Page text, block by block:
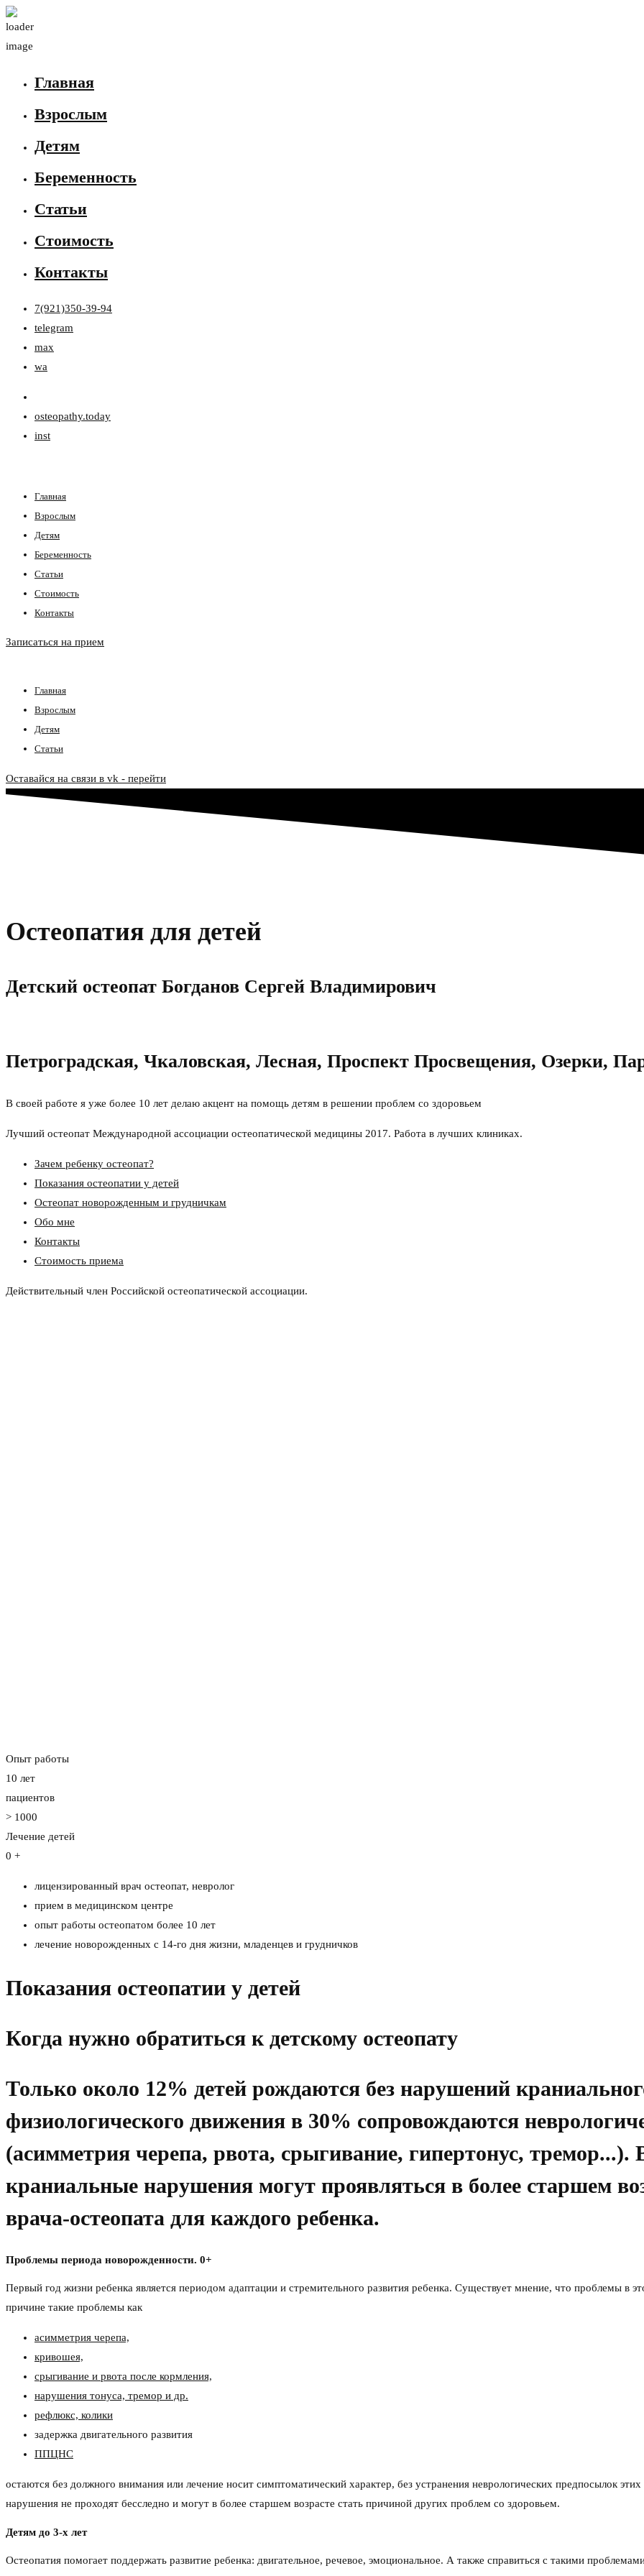
Главная
Взрослым
Детям
Беременность
Статьи
Стоимость
Контакты
7(921)350-39-94
telegram
max
wa
osteopathy.today
inst
Главная
Взрослым
Детям
Беременность
Статьи
Стоимость
Контакты
Записаться на прием
Главная
Взрослым
Детям
Статьи
Оставайся на связи в vk - перейти
Остеопатия для детей
Детский остеопат Богданов Сергей Владимирович
Петроградская, Чкаловская, Лесная, Проспект Просвещения, Озерки,
В своей работе я уже более 10 лет делаю акцент на помощь детям в решении проблем со здоровьем
Лучший остеопат Международной ассоциации остеопатической медицины 2017. Работа в лучших клиниках.
Зачем ребенку остеопат?
Показания остеопатии у детей
Остеопат новорожденным и грудничкам
Обо мне
Контакты
Стоимость приема
Действительный член Российской остеопатической ассоциации.
Опыт работы
10 лет
пациентов
> 1000
Лечение детей
0 +
лицензированный врач остеопат, невролог
прием в медицинском центре
опыт работы остеопатом более 10 лет
лечение новорожденных с 14-го дня жизни, младенцев и грудничков
Показания остеопатии у детей
Когда нужно обратиться к детскому остеопату
Только около 12% детей рождаются без нарушений
физиологического движения в 30% сопровождаются
(асимметрия черепа, рвота, срыгивание, гипертонус, тремор...).
краниальные нарушения могут проявляться в более старшем
врача-остеопата для каждого ребенка.
Проблемы периода новорожденности. 0+
Первый год жизни ребенка является периодом адаптации и стремительного развития ребенка. Существует мнение, что проблемы в
причине такие проблемы как
асимметрия черепа,
кривошея,
срыгивание и рвота после кормления,
нарушения тонуса, тремор и др.
рефлюкс, колики
задержка двигательного развития
ППЦНС
остаются без должного внимания или лечение носит симптоматический характер, без устранения неврологических предпосылок
нарушения не проходят бесследно и могут в более старшем возрасте стать причиной других проблем со здоровьем.
Детям до 3-х лет
Остеопатия помогает поддержать развитие ребенка: двигательное, речевое, эмоциональное. А также справиться с такими